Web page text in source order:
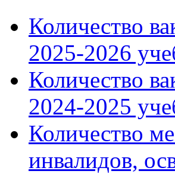
Количество
2025-2026
Количество
2024-2025
Количество
инвалидов,